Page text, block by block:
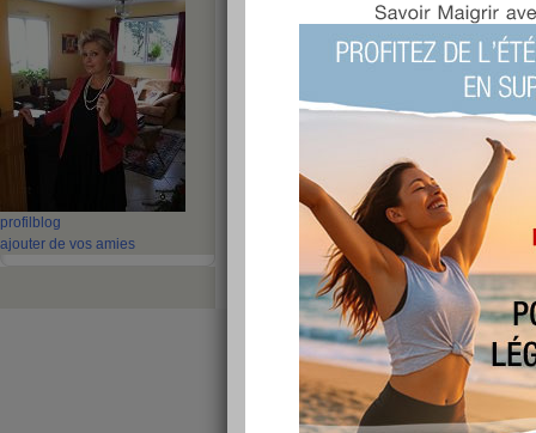
profil blog
ajouter de vos amies
Blog de
181 - 190 de 246
11 - 20 21 - 25
11 12 13 14 15
Test du fond de
sublimer votre
publié le 08/12/2011 à 11:05
Boonjour mes belles,